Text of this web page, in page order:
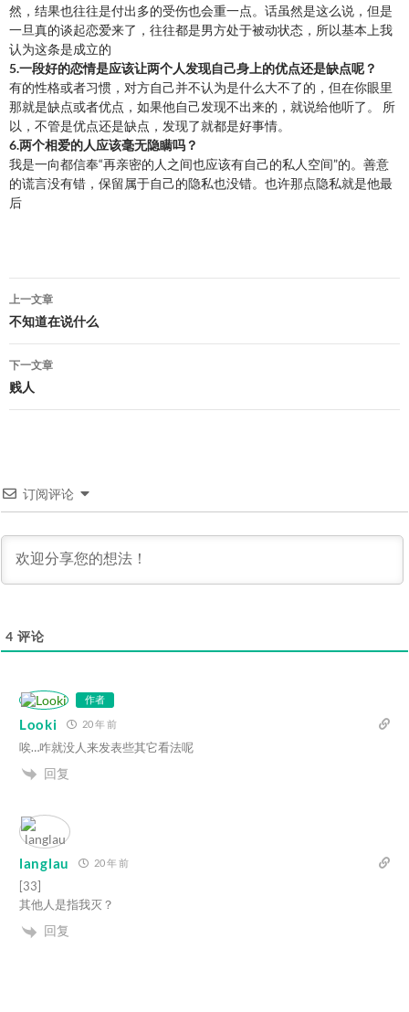
然，结果也往往是付出多的受伤也会重一点。话虽然是这么说，但是
一旦真的谈起恋爱来了，往往都是男方处于被动状态，所以基本上我
认为这条是成立的
5.一段好的恋情是应该让两个人发现自己身上的优点还是缺点呢？
有的性格或者习惯，对方自己并不认为是什么大不了的，但在你眼里
那就是缺点或者优点，如果他自己发现不出来的，就说给他听了。 所
以，不管是优点还是缺点，发现了就都是好事情。
6.两个相爱的人应该毫无隐瞒吗？
我是一向都信奉“再亲密的人之间也应该有自己的私人空间”的。善意
的谎言没有错，保留属于自己的隐私也没错。也许那点隐私就是他最
后
文
章
导
航
上一文章
不知道在说什么
下一文章
贱人
订阅评论
4 评论
作者
Looki 20 年 前
唉…咋就没人来发表些其它看法呢
回复
langlau 20 年 前
[33]
其他人是指我灭？
回复